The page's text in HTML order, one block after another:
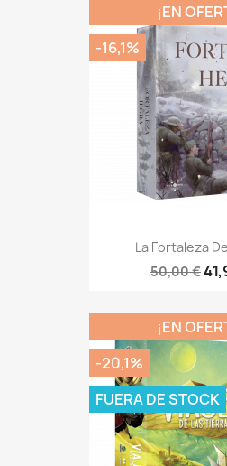
La Fortaleza
50,00 €
¡EN
-16,1%
¡EN
-20,1%
FUERA DE STOCK